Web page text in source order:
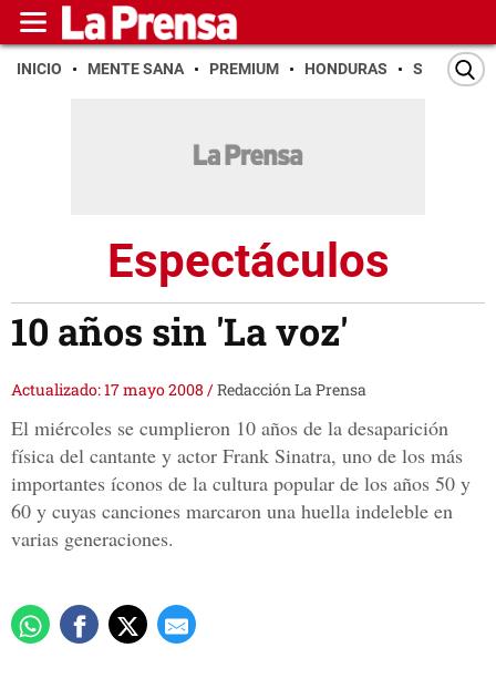
INICIO MENTE SANA PREMIUM HONDURAS SAN PEDRO
Espectáculos
10 años sin 'La voz'
Actualizado: 17 mayo 2008 /Redacción La Prensa
El miércoles se cumplieron 10 años de la desaparición
física del cantante y actor Frank Sinatra, uno de los más
importantes íconos de la cultura popular de los años 50 y
60 y cuyas canciones marcaron una huella indeleble en
varias generaciones.